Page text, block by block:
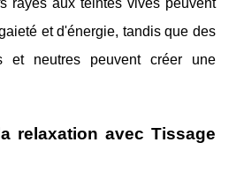
et d'énergie, tandis que des
et neutres peuvent créer une
relaxation avec Tissage